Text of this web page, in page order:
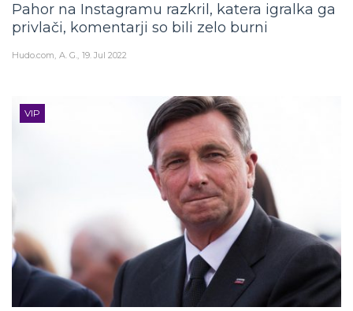
Pahor na Instagramu razkril, katera igralka ga
privlači, komentarji so bili zelo burni
Hudo.com A. G. 19. Jul 2022
VIP